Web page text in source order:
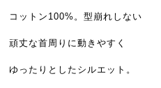
コットン100%。型崩れしない
頑丈な首周りに動きやすく
ゆったりとしたシルエット。